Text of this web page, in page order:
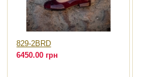
829-2BRD
6450.00 грн